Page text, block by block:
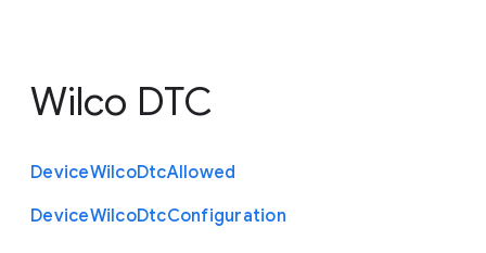
Wilco DTC
DeviceWilcoDtcAllowed
DeviceWilcoDtcConfiguration